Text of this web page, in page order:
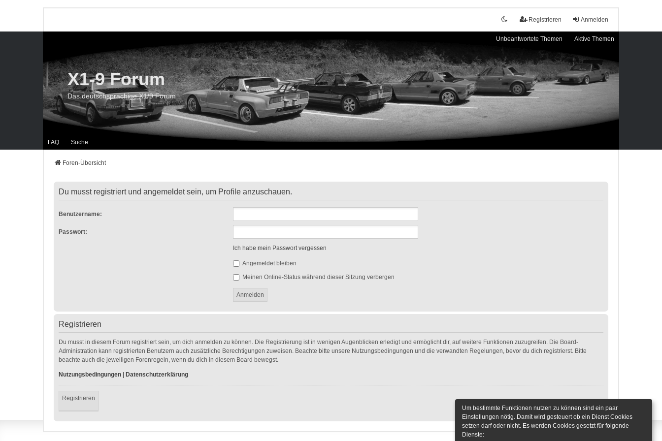
Anmelden
Registrieren
Unbeantwortete Themen Aktive Themen
FAQ Suche
X1-9 Forum
Das deutschsprachige X1/9 Forum
Foren-Übersicht
Du musst registriert und angemeldet sein, um Profile anzuschauen.
Benutzername:
Passwort:
Ich habe mein Passwort vergessen
Angemeldet bleiben
Meinen Online-Status während dieser Sitzung verbergen
Registrieren
Du musst in diesem Forum registriert sein, um dich anmelden zu können. Die Registrierung ist in wenigen Augenblicken erledigt und ermöglicht dir, auf weitere Funktionen zuzugreifen. Die Board-
Administration kann registrierten Benutzern auch zusätzliche Berechtigungen zuweisen. Beachte bitte unsere Nutzungsbedingungen und die verwandten Regelungen, bevor du dich registrierst. Bitte
beachte auch die jeweiligen Forenregeln, wenn du dich in diesem Board bewegst.
Nutzungsbedingungen Datenschutzerklärung
Registrieren
Um bestimmte Funktionen nutzen zu können sind ein paar
Einstellungen nötig. Damit wird gesteuert ob ein Dienst Cookies
setzen darf oder nicht. Es werden Cookies gesetzt für folgende
Dienste: